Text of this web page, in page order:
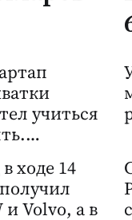
учиться
ходе 14
и Volvo, а в